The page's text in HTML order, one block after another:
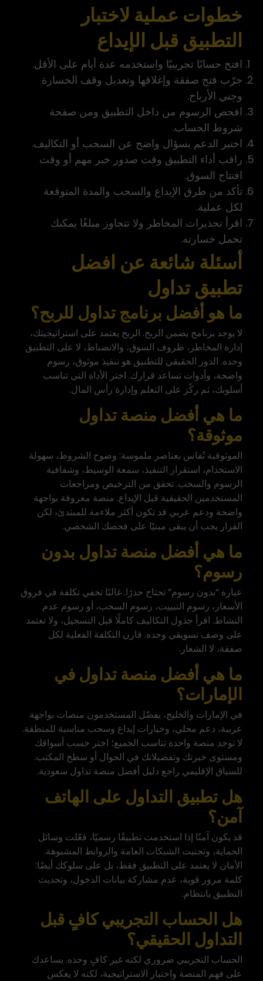
خطوات عملية لاختبار
التطبيق قبل الإيداع
افتح حسابًا تجريبيًا واستخدمه عدة أيام على الأقل.
جرّب فتح صفقة وإغلاقها وتعديل وقف الخسارة
وجني الأرباح.
افحص الرسوم من داخل التطبيق ومن صفحة
شروط الحساب.
اختبر الدعم بسؤال واضح عن السحب أو التكاليف.
راقب أداء التطبيق وقت صدور خبر مهم أو وقت
افتتاح السوق.
تأكد من طرق الإيداع والسحب والمدة المتوقعة
لكل عملية.
اقرأ تحذيرات المخاطر ولا تتجاوز مبلغًا يمكنك
تحمل خسارته.
أسئلة شائعة عن افضل
تطبيق تداول
ما هو أفضل برنامج تداول للربح؟
لا يوجد برنامج يضمن الربح. الربح يعتمد على استراتيجيتك،
إدارة المخاطر، ظروف السوق، والانضباط، لا على التطبيق
وحده. الدور الحقيقي للتطبيق هو تنفيذ موثوق، رسوم
واضحة، وأدوات تساعد قرارك. اختر الأداة التي تناسب
أسلوبك، ثم ركّز على التعلم وإدارة رأس المال.
ما هي أفضل منصة تداول
موثوقة؟
الموثوقية تُقاس بعناصر ملموسة: وضوح الشروط، سهولة
الاستخدام، استقرار التنفيذ، سمعة الوسيط، وشفافية
الرسوم والسحب. تحقق من الترخيص ومراجعات
المستخدمين الحقيقية قبل الإيداع. منصة معروفة بواجهة
واضحة ودعم عربي قد تكون أكثر ملاءمة للمبتدئ، لكن
القرار يجب أن يبقى مبنيًا على فحصك الشخصي.
ما هي أفضل منصة تداول بدون
رسوم؟
عبارة “بدون رسوم” تحتاج حذرًا. غالبًا تخفي تكلفة في فروق
الأسعار، رسوم التبييت، رسوم السحب، أو رسوم عدم
النشاط. اقرأ جدول التكاليف كاملًا قبل التسجيل، ولا تعتمد
على وصف تسويقي وحده. قارن التكلفة الفعلية لكل
صفقة، لا الشعار.
ما هي أفضل منصة تداول في
الإمارات؟
في الإمارات والخليج، يفضّل المستخدمون منصات بواجهة
عربية، دعم محلي، وخيارات إيداع وسحب مناسبة للمنطقة.
لا توجد منصة واحدة تناسب الجميع؛ اختر حسب أسواقك
ومستوى خبرتك وتفضيلاتك في الجوال أو سطح المكتب.
للسياق الإقليمي راجع دليل أفضل منصة تداول سعودية.
هل تطبيق التداول على الهاتف
آمن؟
قد يكون آمنًا إذا استخدمت تطبيقًا رسميًا، فعّلت وسائل
الحماية، وتجنبت الشبكات العامة والروابط المشبوهة.
الأمان لا يعتمد على التطبيق فقط، بل على سلوكك أيضًا:
كلمة مرور قوية، عدم مشاركة بيانات الدخول، وتحديث
التطبيق بانتظام.
هل الحساب التجريبي كافٍ قبل
التداول الحقيقي؟
الحساب التجريبي ضروري لكنه غير كافٍ وحده. يساعدك
على فهم المنصة واختبار الاستراتيجية، لكنه لا يعكس